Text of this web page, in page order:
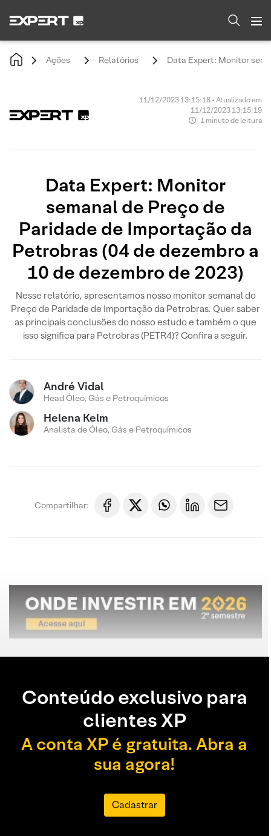
Ações Relatórios Data Expert: Monitor
11/12/2023 13:15:18 • Atualizado em
11/12/2023 13:15:19
1 minuto de leitura
Data Expert: Monitor
semanal de Preço de
Paridade de Importação da
Petrobras (04 de dezembro a
10 de dezembro de 2023)
Nesse relatório, apresentamos nosso monitor semanal do
Preço de Paridade de Importação da Petrobras. Quer saber
as principais conclusões do nosso estudo e também o que
isso significa para Petrobras (PETR4)? Confira a seguir.
André Vidal
Head Óleo, Gás e Petroquímicos
Helena Kelm
Analista de Óleo, Gás e Petroquímicos
Compartilhar:
Conteúdo exclusivo para
clientes XP
A conta XP é gratuita. Abra a
sua agora!
Cadastrar